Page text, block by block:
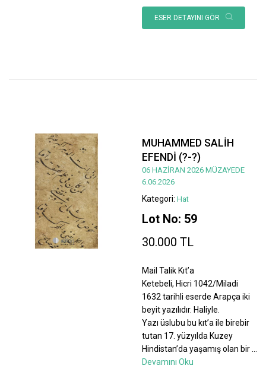
ESER DETAYINI GÖR
MUHAMMED SALİH
EFENDİ (?-?)
06 HAZİRAN 2026 MÜZAYEDE
6.06.2026
Kategori: Hat
Lot No: 59
30.000 TL
Mail Talik Kıt’a
Ketebeli, Hicri 1042/Miladi
1632 tarihli eserde Arapça iki
beyit yazılıdır. Haliyle.
Yazı üslubu bu kıt’a ile birebir
tutan 17. yüzyılda Kuzey
Hindistan’da yaşamış olan bir
Devamını Oku